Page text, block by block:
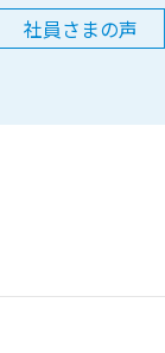
社員さまの声